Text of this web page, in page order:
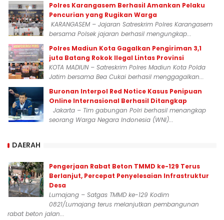
Polres Karangasem Berhasil Amankan Pelaku
Pencurian yang Rugikan Warga
KARANGASEM – Jajaran Satreskrim Polres Karangasem
bersama Polsek jajaran berhasil mengungkap...
Polres Madiun Kota Gagalkan Pengiriman 3,1
juta Batang Rokok Ilegal Lintas Provinsi
KOTA MADIUN – Satreskrim Polres Madiun Kota Polda
Jatim bersama Bea Cukai berhasil menggagalkan...
Buronan Interpol Red Notice Kasus Penipuan
Online Internasional Berhasil Ditangkap
Jakarta – Tim gabungan Polri berhasil menangkap
seorang Warga Negara Indonesia (WNI)...
DAERAH
Pengerjaan Rabat Beton TMMD ke-129 Terus
Berlanjut, Percepat Penyelesaian Infrastruktur
Desa
Lumajang – Satgas TMMD ke-129 Kodim
0821/Lumajang terus melanjutkan pembangunan
rabat beton jalan...